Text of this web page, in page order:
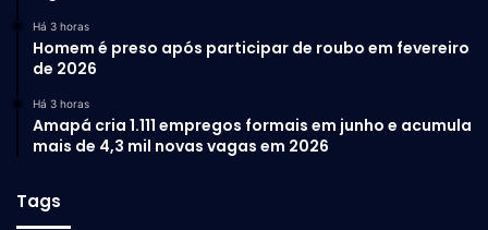
Há 3 horas
Homem é preso após participar de roubo em fevereiro
de 2026
Há 3 horas
Amapá cria 1.111 empregos formais em junho e acumula
mais de 4,3 mil novas vagas em 2026
Tags